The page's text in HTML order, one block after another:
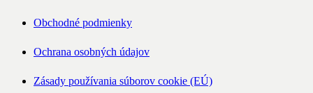
Obchodné podmienky
Ochrana osobných údajov
Zásady používania súborov cookie (EÚ)